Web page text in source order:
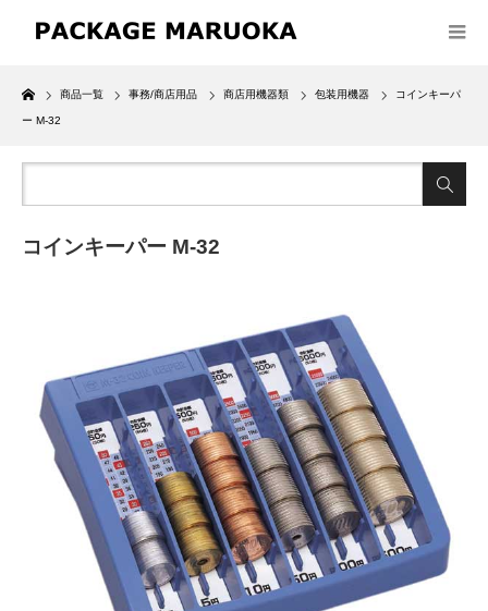
Home
商品一覧 事務/商店用品 商店用機器類 包装用機器 コインキーパ
ー M-32
コインキーパー M-32